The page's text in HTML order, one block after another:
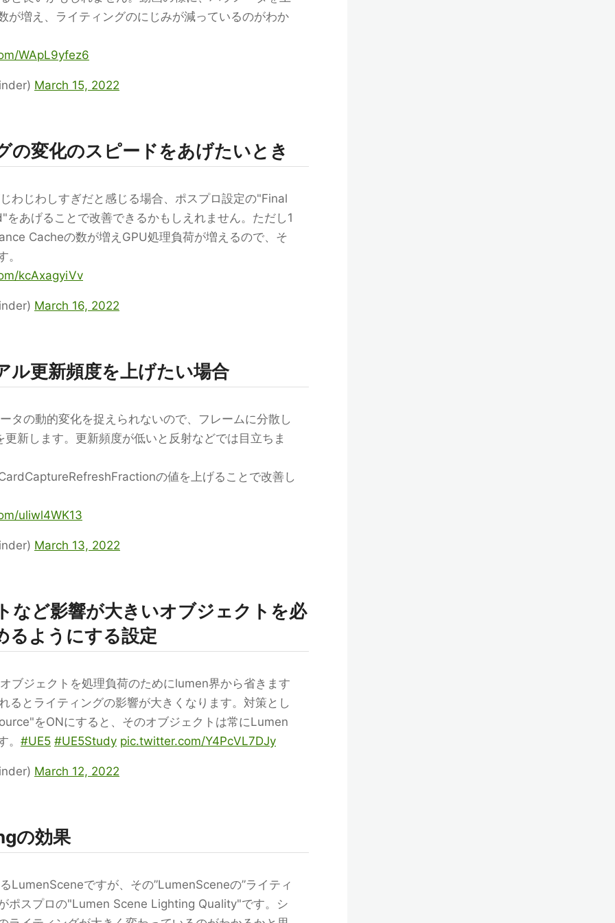
が増え、ライティングのにじみが減っているのがわか
WApL9yfez6
March 15, 2022
の変化のスピードをあげたいとき
わじわしすぎだと感じる場合、ポスプロ設定の"Final
あげることで改善できるかもしえれません。ただし1
Cacheの数が増えGPU処理負荷が増えるので、そ
。
kcAxagyiVv
March 16, 2022
更新頻度を上げたい場合
タの動的変化を捉えられないので、フレームに分散し
新します。更新頻度が低いと反射などでは目立ちま
の値を上げることで改善し
uliwl4WK13
March 13, 2022
など影響が大きいオブジェクトを必
るようにする設定
ブジェクトを処理負荷のためにlumen界から省きます
るとライティングの影響が大きくなります。対策とし
をONにすると、そのオブジェクトは常にLumen
。 #UE5 #UE5Study pic.twitter.com/Y4PcVL7DJy
March 12, 2022
の効果
LumenSceneですが、その”LumenSceneの”ライティ
ポスプロの"Lumen Scene Lighting Quality"です。シ